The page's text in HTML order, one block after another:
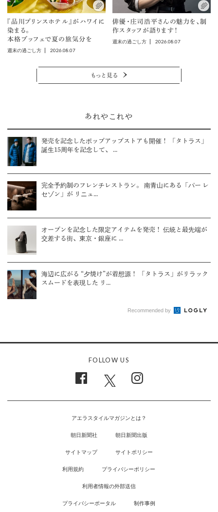
『品川プリンスホテル』がハワイに
染まる。
本格ブッフェで夏の旅気分を
週末の過ごし方 2026.08.07
俳優・庄司浩平さんの魅力を、制
作スタッフが語ります！
週末の過ごし方 2026.08.07
もっと見る
あれやこれや
発売を記念したポップアップストアも開催！ 「タトラス」
誕生15周年を記念して、 ...
完全予約制のフレンチレストラン。 南青山にある「パー レ
セゾン」が リニュ...
オープンを記念した限定アイテムを発売！ 伝統と最先端が
交差する街、東京・銀座に ...
海辺に広がる “夕焼け”が着想源！ 「タトラス」がリラック
スムードを表現した リ...
Recommended by
FOLLOW US
アエラスタイルマガジンとは？
朝日新聞社 朝日新聞出版
サイトマップ サイトポリシー
利用規約 プライバシーポリシー
利用者情報の外部送信
プライバシーポータル 制作事例